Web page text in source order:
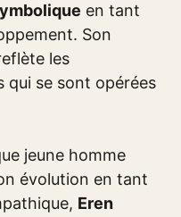
en tant
Son
les
se sont opérées
jeune homme
évolution en tant
Eren